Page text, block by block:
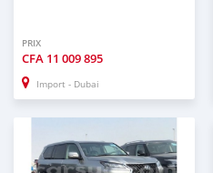
PRIX
CFA 11 009 895
Import - Dubai